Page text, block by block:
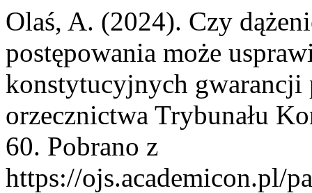
Olaś, A. (2024). Czy
postępowania może
konstytucyjnych gwarancji
orzecznictwa Trybunału
60. Pobrano z
https://ojs.academicon.pl/